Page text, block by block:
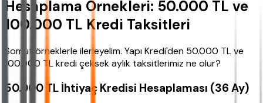
Hesaplama Örnekleri: 50.000 TL ve
100.000 TL Kredi Taksitleri
Somut örneklerle ilerleyelim. Yapı Kredi'den 50.000 TL ve
100.000 TL kredi çeksek aylık taksitlerimiz ne olur?
50.000 TL İhtiyaç Kredisi Hesaplaması (36 Ay)